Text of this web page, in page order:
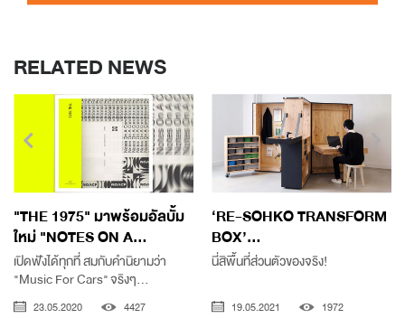
RELATED NEWS
"THE 1975" มาพร้อมอัลบั้ม
ใหม่ "NOTES ON A...
เปิดฟังได้ทุกที่ สมกับคำนิยามว่า
"Music For Cars" จริงๆ...
23.05.2020 4427
‘RE-SOHKO TRANSFORM
BOX’...
นี่สิพื้นที่ส่วนตัวของจริง!
19.05.2021 1972